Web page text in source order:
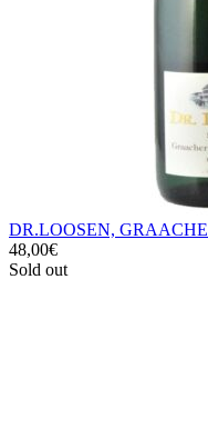
DR.LOOSEN,
48,00€
Sold out